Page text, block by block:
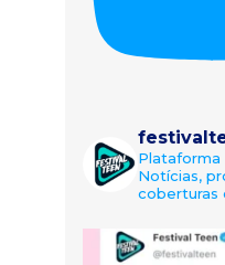
Plataforma
Notícias,
coberturas